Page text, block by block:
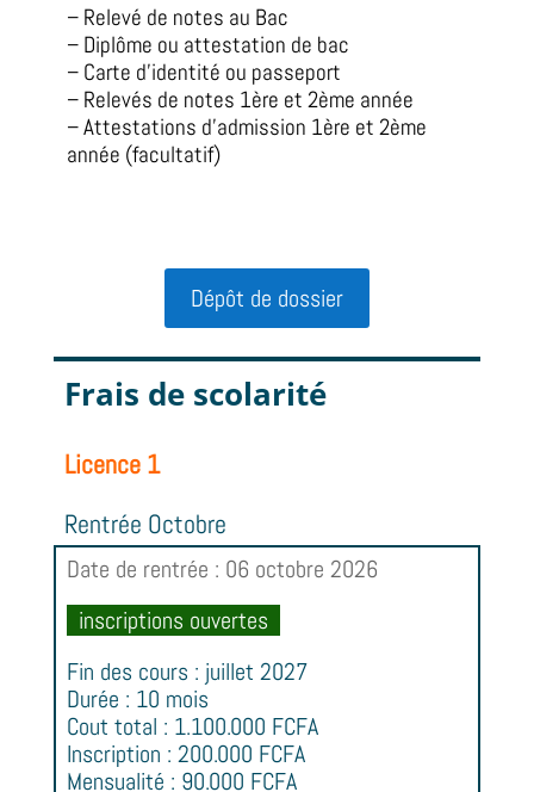
– Relevé de notes au Bac
– Diplôme ou attestation de bac
– Carte d’identité ou passeport
– Relevés de notes 1ère et 2ème année
– Attestations d’admission 1ère et 2ème
année (facultatif)
Dépôt de dossier
Frais de scolarité
Licence 1
Rentrée Octobre
Date de rentrée : 06 octobre 2026
inscriptions ouvertes
Fin des cours : juillet 2027
Durée : 10 mois
Cout total : 1.100.000 FCFA
Inscription : 200.000 FCFA
Mensualité : 90.000 FCFA